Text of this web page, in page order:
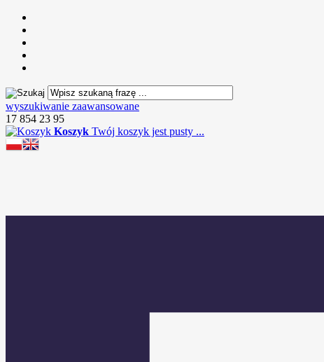
wyszukiwanie zaawansowane
17 854 23 95
Koszyk Twój koszyk jest pusty ...